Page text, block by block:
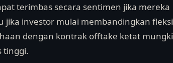
terimbas secara sentimen jika mereka
investor mulai membandingkan
dengan kontrak offtake ketat
tinggi.